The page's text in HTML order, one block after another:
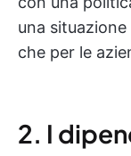
una
che per le
2. I